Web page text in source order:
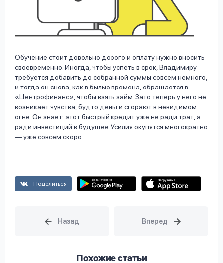
Обучение стоит довольно дорого и оплату нужно вносить
своевременно. Иногда, чтобы успеть в срок, Владимиру
требуется добавить до собранной суммы совсем немного,
и тогда он снова, как в былые времена, обращается в
«Центрофинанс», чтобы взять займ. Зато теперь у него не
возникает чувства, будто деньги сгорают в невидимом
огне. Он знает: этот быстрый кредит уже не ради трат, а
ради инвестиций в будущее. Усилия окупятся многократно
— уже совсем скоро.
Поделиться
Похожие статьи